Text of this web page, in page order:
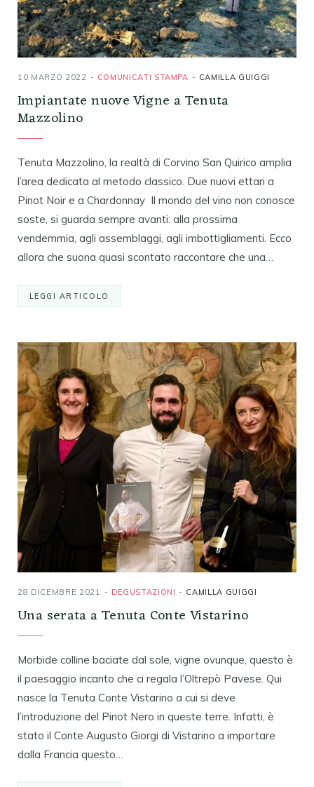
10 MARZO 2022 COMUNICATI STAMPA CAMILLA GUIGGI
Impiantate nuove Vigne a Tenuta
Mazzolino
Tenuta Mazzolino, la realtà di Corvino San Quirico amplia
l’area dedicata al metodo classico. Due nuovi ettari a
Pinot Noir e a Chardonnay Il mondo del vino non conosce
soste, si guarda sempre avanti: alla prossima
vendemmia, agli assemblaggi, agli imbottigliamenti. Ecco
allora che suona quasi scontato raccontare che una…
LEGGI ARTICOLO
28 DICEMBRE 2021 DEGUSTAZIONI CAMILLA GUIGGI
Una serata a Tenuta Conte Vistarino
Morbide colline baciate dal sole, vigne ovunque, questo è
il paesaggio incanto che ci regala l’Oltrepò Pavese. Qui
nasce la Tenuta Conte Vistarino a cui si deve
l’introduzione del Pinot Nero in queste terre. Infatti, è
stato il Conte Augusto Giorgi di Vistarino a importare
dalla Francia questo…